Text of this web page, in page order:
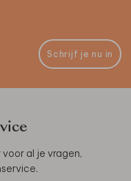
Schrijf je nu in
al je vragen,
.